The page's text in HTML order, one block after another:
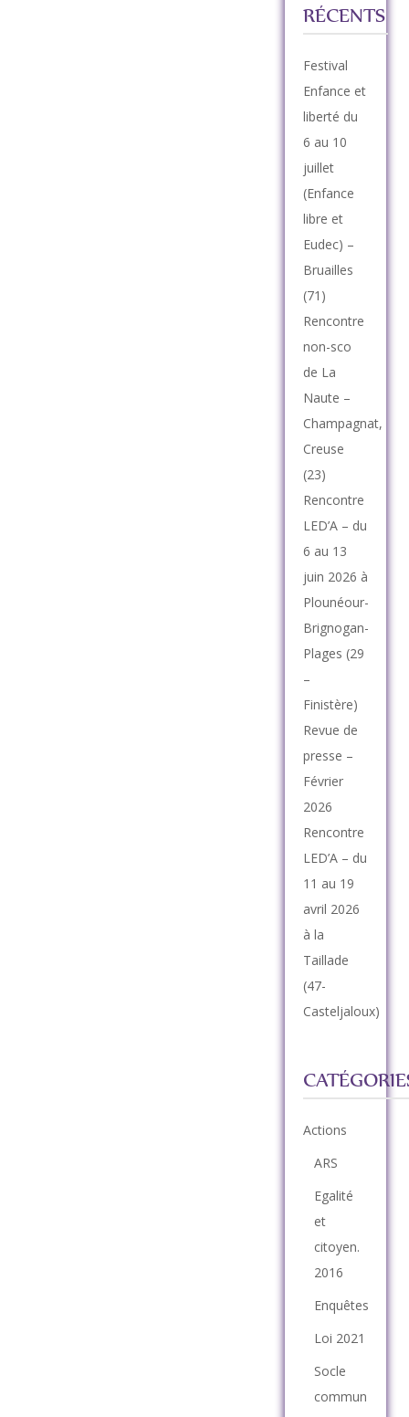
RÉCENTS
Festival
Enfance et
liberté du
6 au 10
juillet
(Enfance
libre et
Eudec) –
Bruailles
(71)
Rencontre
non-sco
de La
Naute –
Champagnat,
Creuse
(23)
Rencontre
LED’A – du
6 au 13
juin 2026 à
Plounéour-
Brignogan-
Plages (29
–
Finistère)
Revue de
presse –
Février
2026
Rencontre
LED’A – du
11 au 19
avril 2026
à la
Taillade
(47-
Casteljaloux)
Actions
ARS
Egalité
et
citoyen.
2016
Enquêtes
Loi 2021
Socle
commun